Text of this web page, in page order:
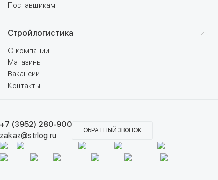
Поставщикам
Стройлогистика
О компании
Магазины
Вакансии
Контакты
+7 (3952) 280-900
zakaz@strlog.ru
ОБРАТНЫЙ ЗВОНОК